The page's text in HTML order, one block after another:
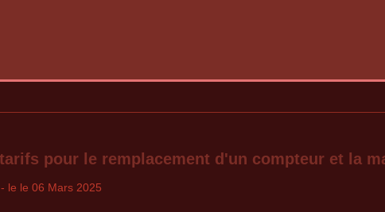
pour le remplacement d'un compteur et la
- le le 06 Mars 2025